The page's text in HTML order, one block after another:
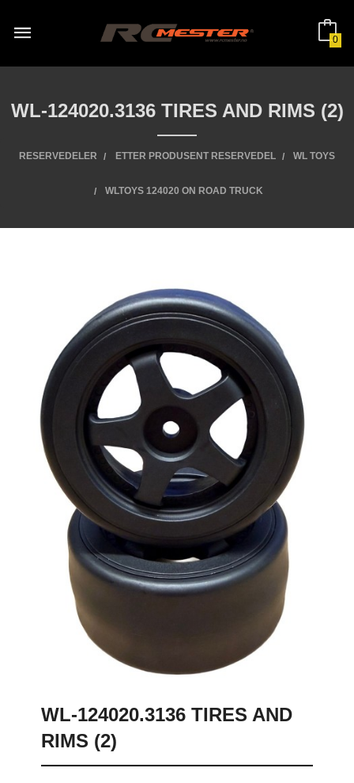
innholdet
0
WL-124020.3136 TIRES AND RIMS (2)
RESERVEDELER ETTER PRODUSENT RESERVEDEL WL TOYS
WLTOYS 124020 ON ROAD TRUCK
WL-124020.3136 TIRES AND
RIMS (2)